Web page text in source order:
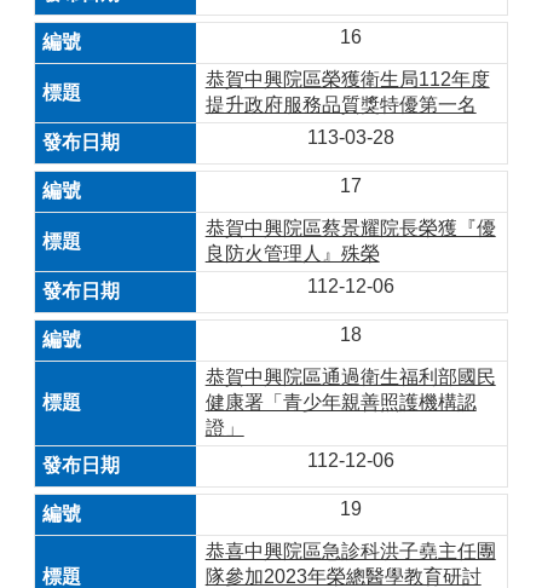
16
恭賀中興院區榮獲衛生局112年度
提升政府服務品質獎特優第一名
113-03-28
17
恭賀中興院區蔡景耀院長榮獲『優
良防火管理人』殊榮
112-12-06
18
恭賀中興院區通過衛生福利部國民
健康署「青少年親善照護機構認
證」
112-12-06
19
恭喜中興院區急診科洪子堯主任團
隊參加2023年榮總醫學教育研討